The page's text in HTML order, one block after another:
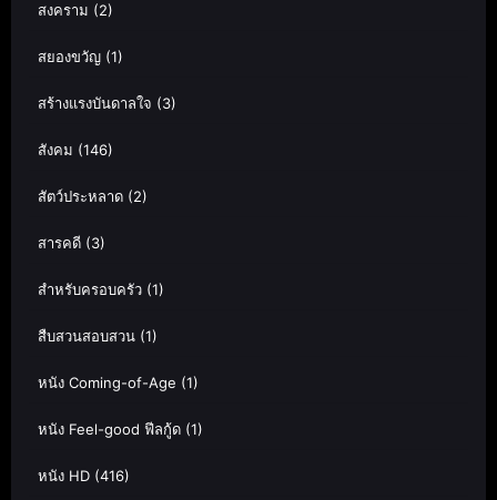
สงคราม (2)
สยองขวัญ (1)
สร้างแรงบันดาลใจ (3)
สังคม (146)
สัตว์ประหลาด (2)
สารคดี (3)
สำหรับครอบครัว (1)
สืบสวนสอบสวน (1)
หนัง Coming-of-Age (1)
หนัง Feel-good ฟีลกู้ด (1)
หนัง HD (416)